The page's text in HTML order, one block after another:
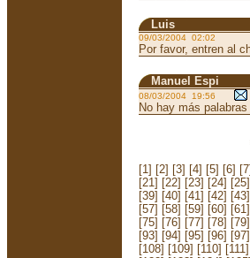
Luis
09/03/2004 02:02
Por favor, entren al
Manuel Espi
08/03/2004 19:56
No hay más
[1] [2] [3] [4] [5] [6] [7]
[21] [22] [23] [24] [25]
[39] [40] [41] [42] [43]
[57] [58] [59] [60] [61]
[75] [76] [77] [78] [79]
[93] [94] [95] [96] [97]
[108] [109] [110] [111]